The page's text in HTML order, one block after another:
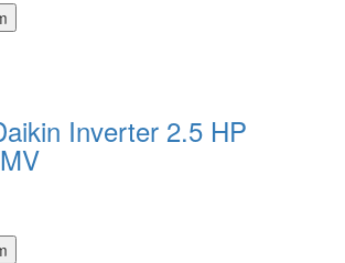
Inverter 2.5 HP